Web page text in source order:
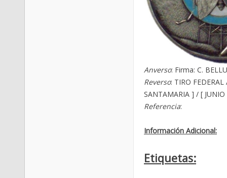
Anverso: Firma: C.
Reverso: TIRO
SANTAMARIA ] / [
Referencia:
Información Adicional:
Etiquetas: